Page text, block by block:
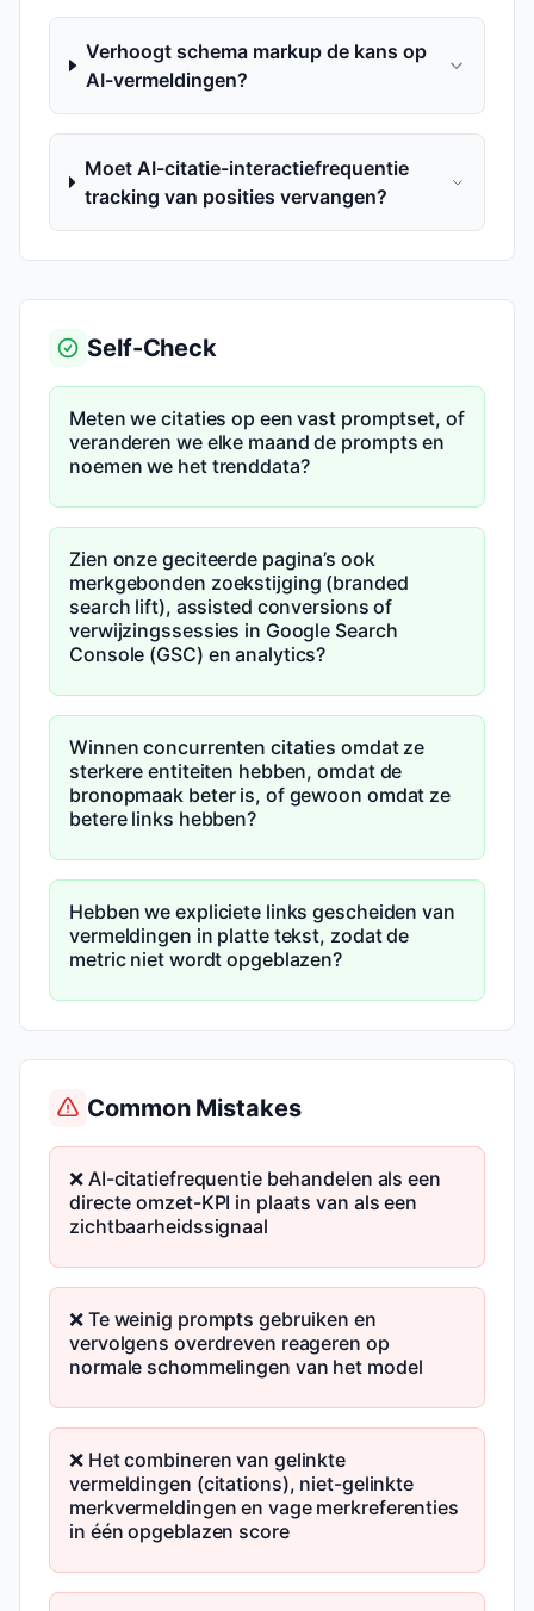
Verhoogt schema markup de kans op
AI-vermeldingen?
Moet AI-citatie-interactiefrequentie
tracking van posities vervangen?
Self-Check
Meten we citaties op een vast promptset, of
veranderen we elke maand de prompts en
noemen we het trenddata?
Zien onze geciteerde pagina’s ook
merkgebonden zoekstijging (branded
search lift), assisted conversions of
verwijzingssessies in Google Search
Console (GSC) en analytics?
Winnen concurrenten citaties omdat ze
sterkere entiteiten hebben, omdat de
bronopmaak beter is, of gewoon omdat ze
betere links hebben?
Hebben we expliciete links gescheiden van
vermeldingen in platte tekst, zodat de
metric niet wordt opgeblazen?
Common Mistakes
❌ AI-citatie­frequentie behandelen als een
directe omzet-KPI in plaats van als een
zichtbaarheidssignaal
❌ Te weinig prompts gebruiken en
vervolgens overdreven reageren op
normale schommelingen van het model
❌ Het combineren van gelinkte
vermeldingen (citations), niet-gelinkte
merkvermeldingen en vage merkreferenties
in één opgeblazen score